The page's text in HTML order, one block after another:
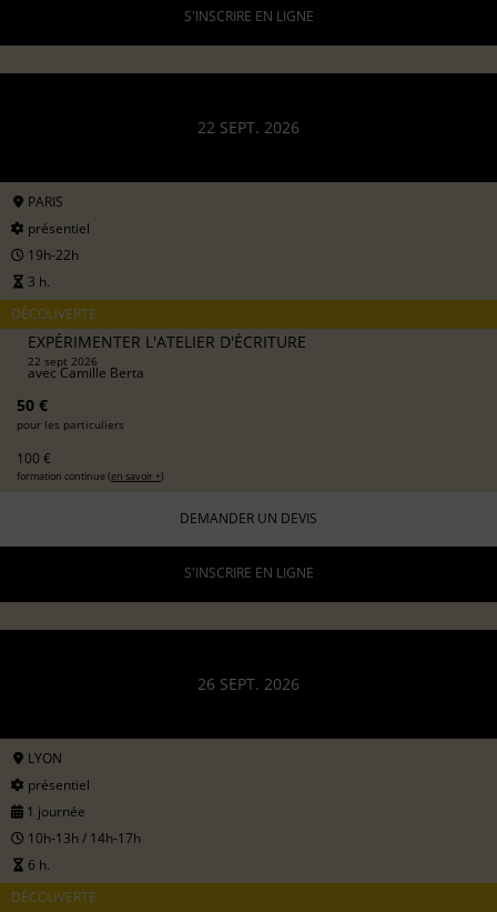
S'INSCRIRE EN LIGNE
22 SEPT. 2026
PARIS
présentiel
19h-22h
3 h.
DÉCOUVERTE
EXPÉRIMENTER L'ATELIER D'ÉCRITURE
22 sept 2026
avecCamille Berta
50 €
pour les particuliers
100 €
formation continue (en savoir +)
DEMANDER UN DEVIS
S'INSCRIRE EN LIGNE
26 SEPT. 2026
LYON
présentiel
1 journée
10h-13h / 14h-17h
6 h.
DÉCOUVERTE